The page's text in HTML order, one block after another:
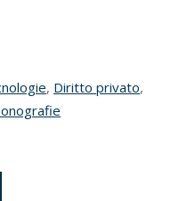
, Diritto privato,